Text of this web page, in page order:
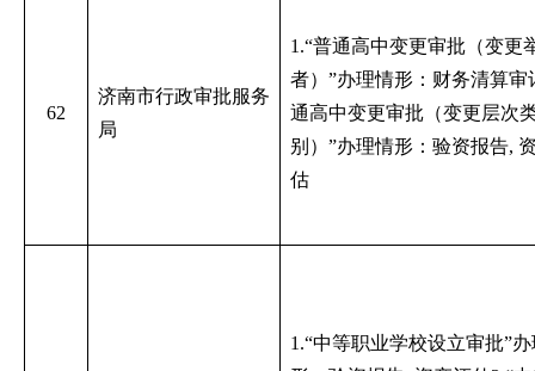
62
济南市行政审批服务
局
1.“普通高中变更审批（变更
者）”办理情形：财务清算审
通高中变更审批（变更层次
别）”办理情形：验资报告,
估
1.“中等职业学校设立审批”